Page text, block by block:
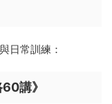
日常訓練：
講》